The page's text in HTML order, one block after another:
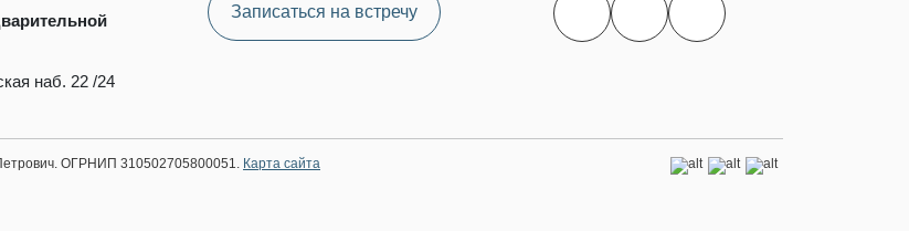
наб. 22 /24
Записаться на встречу
ОГРНИП 310502705800051. Карта сайта